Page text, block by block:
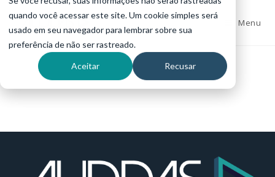
quando você acessar este site. Um cookie simples será
usado em seu navegador para lembrar sobre sua
preferência de não ser rastreado.
Aceitar Recusar
Menu